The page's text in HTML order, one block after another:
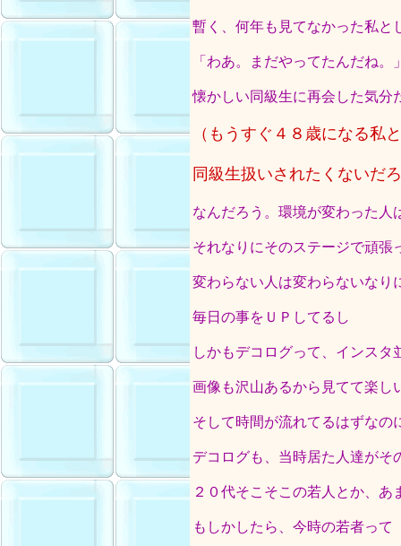
暫く、何年も見てなかった私と
「わあ。まだやってたんだね。
懐かしい同級生に再会した気分
（もうすぐ４８歳になる私と
同級生扱いされたくないだ
なんだろう。環境が変わった人
それなりにそのステージで頑張
変わらない人は変わらないなり
毎日の事をＵＰしてるし
しかもデコログって、インスタ
画像も沢山あるから見てて楽し
そして時間が流れてるはずなの
デコログも、当時居た人達がそ
２０代そこそこの若人とか、あ
もしかしたら、今時の若者って